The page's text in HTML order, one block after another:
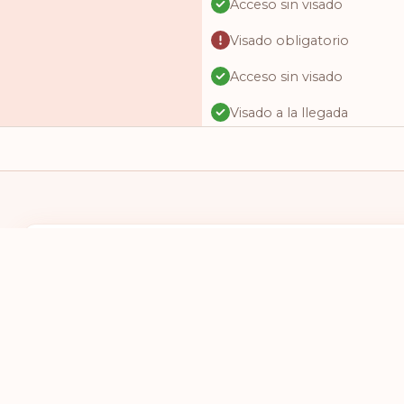
Acceso sin visado
Visado obligatorio
Acceso sin visado
Visado a la llegada